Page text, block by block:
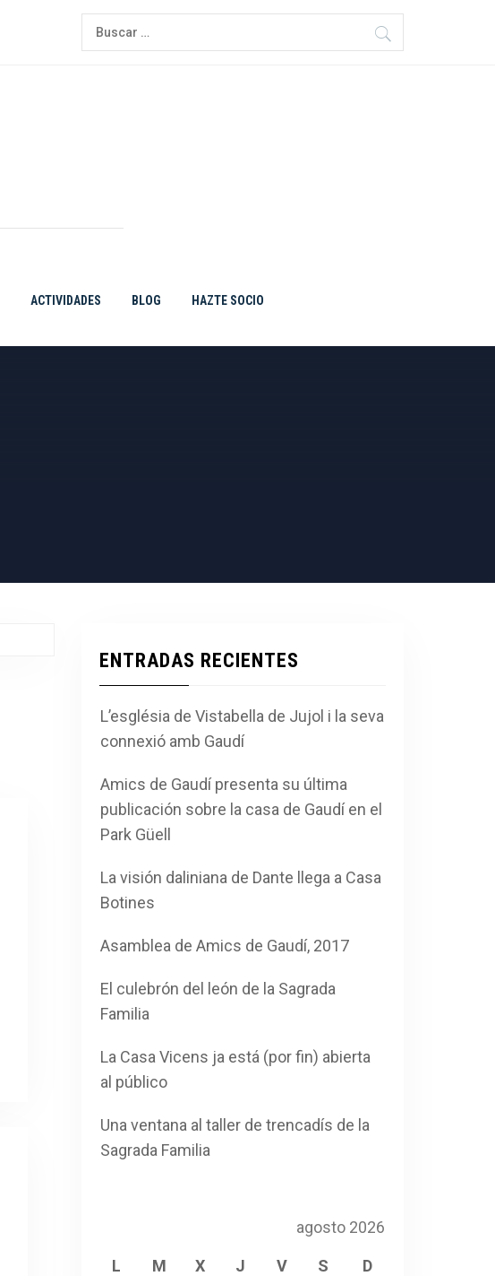
Buscar:
ACTIVIDADES BLOG HAZTE SOCIO
ENTRADAS RECIENTES
L’església de Vistabella de Jujol i la seva
connexió amb Gaudí
Amics de Gaudí presenta su última
publicación sobre la casa de Gaudí en el
Park Güell
La visión daliniana de Dante llega a Casa
Botines
Asamblea de Amics de Gaudí, 2017
El culebrón del león de la Sagrada
Familia
La Casa Vicens ja está (por fin) abierta
al público
Una ventana al taller de trencadís de la
Sagrada Familia
agosto 2026
L M X J V S D